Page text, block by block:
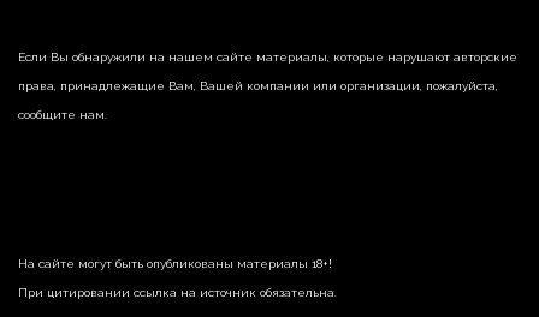
Если Вы обнаружили на нашем сайте материалы, которые нарушают авторские
права, принадлежащие Вам, Вашей компании или организации, пожалуйста,
сообщите нам.
На сайте могут быть опубликованы материалы 18+!
При цитировании ссылка на источник обязательна.